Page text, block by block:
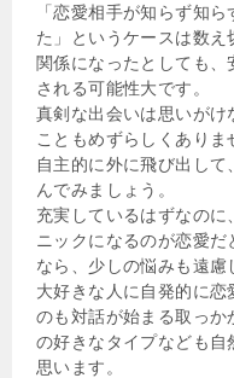
「恋愛相手が知らず知
た」というケースは数え
関係になったとしても、
される可能性大です。
真剣な出会いは思いがけ
こともめずらしくあり
自主的に外に飛び出し
んでみましょう。
充実しているはずなの
ニックになるのが恋愛
なら、少しの悩みも遠慮
大好きな人に自発的に
のも対話が始まる取っか
の好きなタイプなども自
思います。